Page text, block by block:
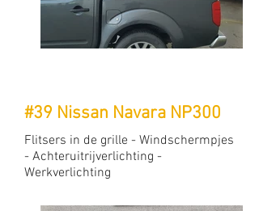
#39 Nissan Navara NP300
Flitsers in de grille - Windschermpjes
- Achteruitrijverlichting -
Werkverlichting